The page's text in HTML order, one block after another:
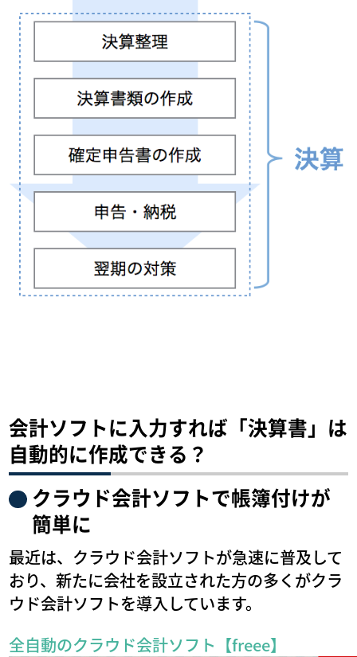
会計ソフトに入力すれば「決算書」は
自動的に作成できる？
クラウド会計ソフトで帳簿付けが
簡単に
最近は、クラウド会計ソフトが急速に普及して
おり、新たに会社を設立された方の多くがクラ
ウド会計ソフトを導入しています。
全自動のクラウド会計ソフト【freee】